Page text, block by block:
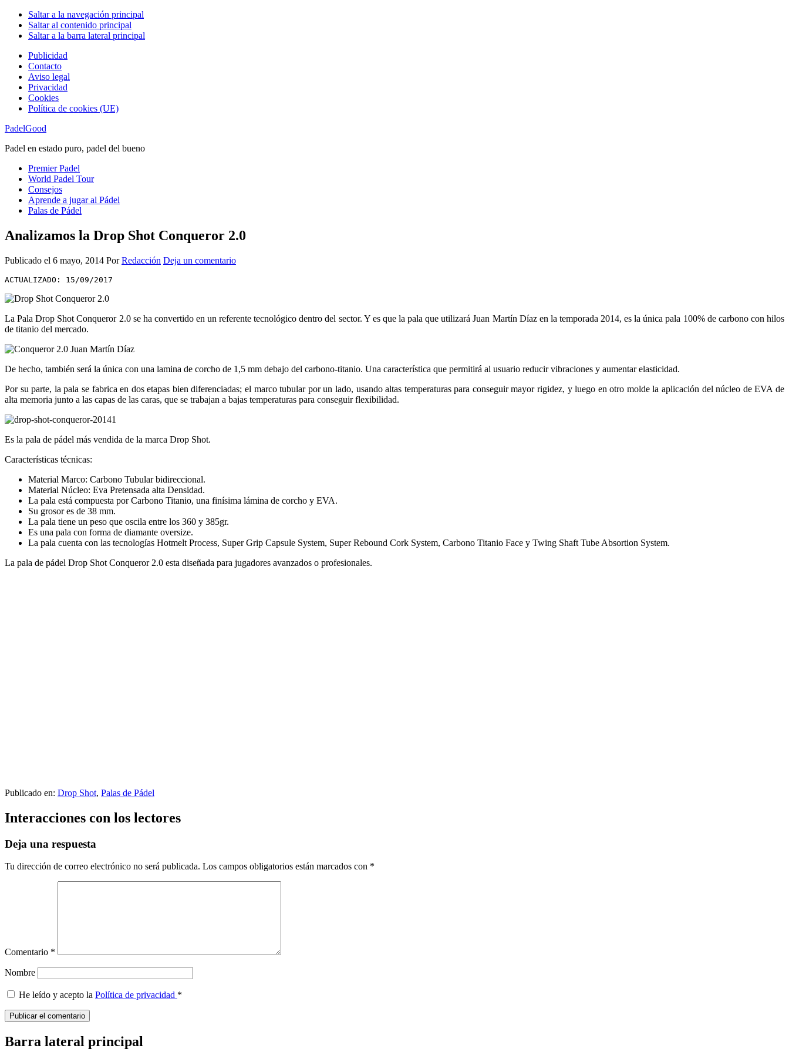
Saltar a la navegación principal
Saltar al contenido principal
Saltar a la barra lateral principal
Publicidad
Contacto
Aviso legal
Privacidad
Cookies
Política de cookies (UE)
PadelGood
Padel en estado puro, padel del bueno
Premier Padel
World Padel Tour
Consejos
Aprende a jugar al Pádel
Palas de Pádel
Analizamos la Drop Shot Conqueror 2.0
Publicado el 6 mayo, 2014 PorRedacción Deja un comentario
ACTUALIZADO: 15/09/2017
La Pala Drop Shot Conqueror 2.0 se ha convertido en un referente tecnológico dentro del sector. Y es que la pala que utilizará Juan Martín Díaz en la temporada 2014, es la única pala 100% de carbono con hilos
de titanio del mercado.
De hecho, también será la única con una lamina de corcho de 1,5 mm debajo del carbono-titanio. Una característica que permitirá al usuario reducir vibraciones y aumentar elasticidad.
Por su parte, la pala se fabrica en dos etapas bien diferenciadas; el marco tubular por un lado, usando altas temperaturas para conseguir mayor rigidez, y luego en otro molde la aplicación del núcleo de EVA de
alta memoria junto a las capas de las caras, que se trabajan a bajas temperaturas para conseguir flexibilidad.
Es la pala de pádel más vendida de la marca Drop Shot.
Características técnicas:
Material Marco: Carbono Tubular bidireccional.
Material Núcleo: Eva Pretensada alta Densidad.
La pala está compuesta por Carbono Titanio, una finísima lámina de corcho y EVA.
Su grosor es de 38 mm.
La pala tiene un peso que oscila entre los 360 y 385gr.
Es una pala con forma de diamante oversize.
La pala cuenta con las tecnologías Hotmelt Process, Super Grip Capsule System, Super Rebound Cork System, Carbono Titanio Face y Twing Shaft Tube Absortion System.
La pala de pádel Drop Shot Conqueror 2.0 esta diseñada para jugadores avanzados o profesionales.
Publicado en: Drop Shot, Palas de Pádel
Interacciones con los lectores
Deja una respuesta
Tu dirección de correo electrónico no será publicada. Los campos obligatorios están marcados con *
Comentario *
Nombre
He leído y acepto la Política de privacidad *
Barra lateral principal